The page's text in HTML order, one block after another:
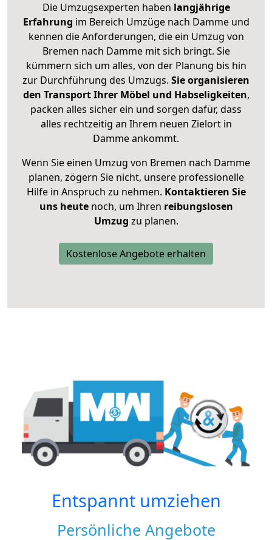
Die Umzugsexperten haben langjährige
Erfahrung im Bereich Umzüge nach Damme und
kennen die Anforderungen, die ein Umzug von
Bremen nach Damme mit sich bringt. Sie
kümmern sich um alles, von der Planung bis hin
zur Durchführung des Umzugs. Sie organisieren
den Transport Ihrer Möbel und Habseligkeiten,
packen alles sicher ein und sorgen dafür, dass
alles rechtzeitig an Ihrem neuen Zielort in
Damme ankommt.
Wenn Sie einen Umzug von Bremen nach Damme
planen, zögern Sie nicht, unsere professionelle
Hilfe in Anspruch zu nehmen. Kontaktieren Sie
uns heutenoch, um Ihren reibungslosen
Umzug zu planen.
Kostenlose Angebote erhalten
Entspannt umziehen
Persönliche Angebote